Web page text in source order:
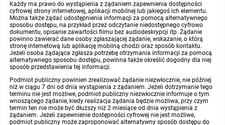
Dyżury Przewodniczącego Rady Gminy
Plan Postępowań
Informacje o wyborze ofert
W trakcie opracowania
Obowiązujące
W trakcie opracowania
Plan ogólny gminy
Obowiązujący
W trakcie opracowania
Formularze dotyczące aktów planowania przestrzennego
Wnioski o sporządzenie lub zmianę planów ogólnych lub planów
miejscowych
Zbiory danych przestrzennych
Analizy zmian w zagospodarowaniu przestrzennym
OGŁOSZENIA
Taryfy dla zbiorowego zaopatrzenia w wodę i zbiorowego odprowadzania
ścieków dla Gminy Lasowice Wielkie
Ochrona danych osobowych
Raport o stanie gminy
Punkty nieodpłatnej pomocy prawnej
INNE
Każdy ma prawo do wystąpienia z żądaniem zapewnienia dostępności
cyfrowej strony internetowej, aplikacji mobilnej lub jakiegoś ich elementu.
Można także żądać udostępnienia informacji za pomocą alternatywnego
sposobu dostępu, na przykład przez odczytanie niedostępnego cyfrowo
dokumentu, opisanie zawartości filmu bez audiodeskrypcji itp. Żądanie
powinno zawierać dane osoby zgłaszającej żądanie, wskazanie, o którą
stronę internetową lub aplikację mobilną chodzi oraz sposób kontaktu.
Jeżeli osoba żądająca zgłasza potrzebę otrzymania informacji za pomocą
alternatywnego sposobu dostępu, powinna także określić dogodny dla niej
sposób przedstawienia tej informacji.
Podmiot publiczny powinien zrealizować żądanie niezwłocznie, nie później
niż w ciągu 7 dni od dnia wystąpienia z żądaniem. Jeżeli dotrzymanie tego
terminu nie jest możliwe, podmiot publiczny niezwłocznie informuje o tym
wnoszącego żądanie, kiedy realizacja żądania będzie możliwa, przy czym
termin ten nie może być dłuższy niż 2 miesiące od dnia wystąpienia z
żądaniem. Jeżeli zapewnienie dostępności cyfrowej nie jest możliwe,
podmiot publiczny może zaproponować alternatywny sposób dostępu do